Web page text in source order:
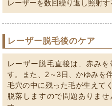
レーザーを数回繰り返し照射す
レーザー脱毛後のケア
レーザー脱毛直後は、赤み
す。また、2～3日、かゆみを
毛穴の中に残った毛が生えて
脱落しますので問題ありま